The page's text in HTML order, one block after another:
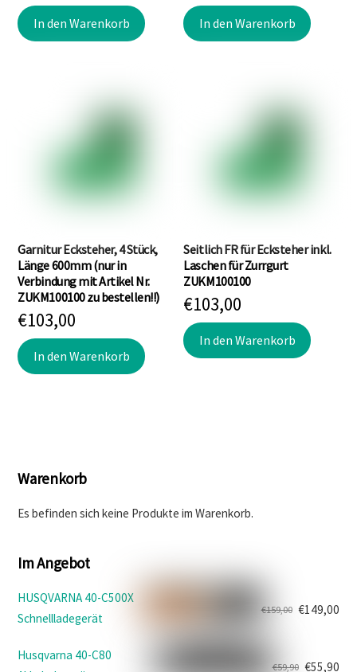
In den Warenkorb In den Warenkorb
Garnitur Ecksteher, 4 Stück,
Länge 600mm (nur in
Verbindung mit Artikel Nr.
ZUKM100100 zu bestellen!!)
€103,00
In den Warenkorb
Seitlich FR für Ecksteher inkl.
Laschen für Zurrgurt
ZUKM100100
€103,00
In den Warenkorb
Warenkorb
Es befinden sich keine Produkte im Warenkorb.
Im Angebot
HUSQVARNA 40-C500X
Schnellladegerät
€159,00
Ursprünglicher
war:
€149,00
Aktueller
ist:
Husqvarna 40-C80
€59,90 €55,90